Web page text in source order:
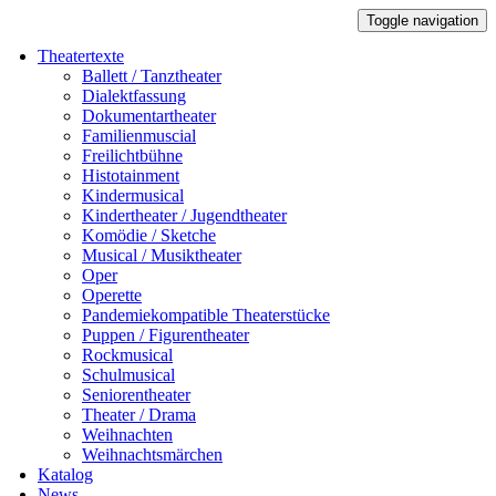
Toggle navigation
Theatertexte
Ballett / Tanztheater
Dialektfassung
Dokumentartheater
Familienmuscial
Freilichtbühne
Histotainment
Kindermusical
Kindertheater / Jugendtheater
Komödie / Sketche
Musical / Musiktheater
Oper
Operette
Pandemiekompatible Theaterstücke
Puppen / Figurentheater
Rockmusical
Schulmusical
Seniorentheater
Theater / Drama
Weihnachten
Weihnachtsmärchen
Katalog